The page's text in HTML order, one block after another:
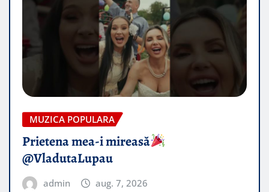
MUZICA POPULARA
Prietena mea-i mireasă​
@VladutaLupau
admin aug. 7, 2026